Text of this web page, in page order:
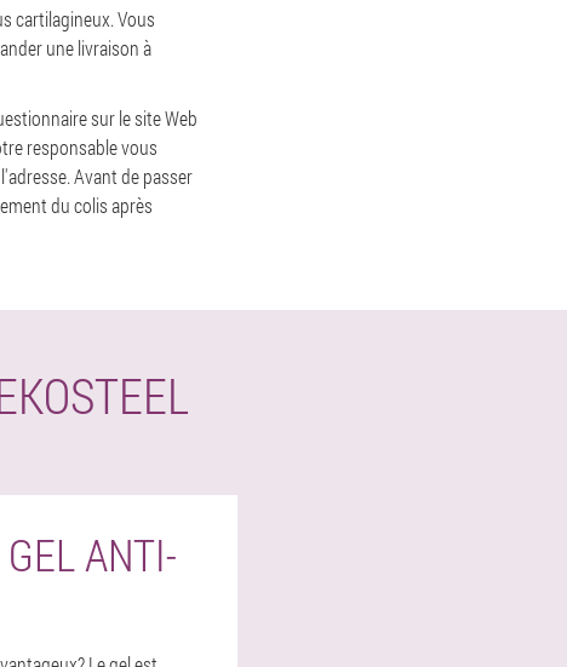
cartilagineux. Vous
une livraison à
sur le site Web
responsable vous
Avant de passer
du colis après
ANTI-